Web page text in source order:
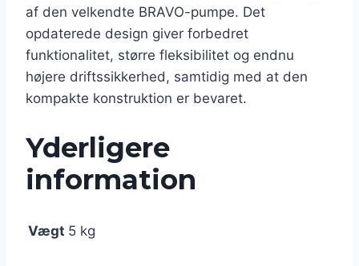
af den velkendte BRAVO-pumpe. Det
opdaterede design giver forbedret
funktionalitet, større fleksibilitet og endnu
højere driftssikkerhed, samtidig med at den
kompakte konstruktion er bevaret.
Yderligere
information
Vægt 5 kg